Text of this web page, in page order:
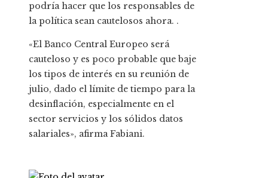
podría hacer que los responsables de
la política sean cautelosos ahora. .
«El Banco Central Europeo será
cauteloso y es poco probable que baje
los tipos de interés en su reunión de
julio, dado el límite de tiempo para la
desinflación, especialmente en el
sector servicios y los sólidos datos
salariales», afirma Fabiani.